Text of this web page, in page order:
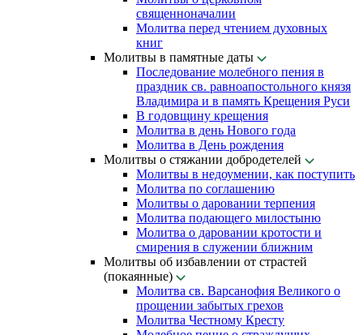
священноначалии
Молитва перед чтением духовных
книг
Молитвы в памятные даты
Последование молебного пения в
праздник св. равноапостольного князя
Владимира и в память Крещения Руси
В годовщину крещения
Молитва в день Нового года
Молитва в День рождения
Молитвы о стяжании добродетелей
Молитвы в недоумении, как поступить
Молитва по соглашению
Молитвы о даровании терпения
Молитва подающего милостыню
Молитва о даровании кротости и
смирения в служении ближним
Молитвы об избавлении от страстей
(покаянные)
Молитва св. Варсанофия Великого о
прощении забытых грехов
Молитва Честному Кресту